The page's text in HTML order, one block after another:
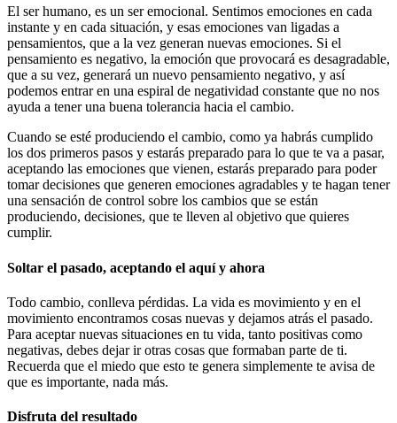
El ser humano, es un ser emocional. Sentimos emociones en cada
instante y en cada situación, y esas emociones van ligadas a
pensamientos, que a la vez generan nuevas emociones. Si el
pensamiento es negativo, la emoción que provocará es desagradable,
que a su vez, generará un nuevo pensamiento negativo, y así
podemos entrar en una espiral de negatividad constante que no nos
ayuda a tener una buena tolerancia hacia el cambio.
Cuando se esté produciendo el cambio, como ya habrás cumplido
los dos primeros pasos y estarás preparado para lo que te va a pasar,
aceptando las emociones que vienen, estarás preparado para poder
tomar decisiones que generen emociones agradables y te hagan tener
una sensación de control sobre los cambios que se están
produciendo, decisiones, que te lleven al objetivo que quieres
cumplir.
Soltar el pasado, aceptando el aquí y ahora
Todo cambio, conlleva pérdidas. La vida es movimiento y en el
movimiento encontramos cosas nuevas y dejamos atrás el pasado.
Para aceptar nuevas situaciones en tu vida, tanto positivas como
negativas, debes dejar ir otras cosas que formaban parte de ti.
Recuerda que el miedo que esto te genera simplemente te avisa de
que es importante, nada más.
Disfruta del resultado